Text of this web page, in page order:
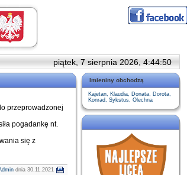
piątek, 7 sierpnia 2026, 4:44:51
przeprowadzonej
pogadankę nt.
się z
dnia 30.11.2021
Imieniny obchodzą
Kajetan, Klaudia, Donata, Dorota,
Konrad, Sykstus, Olechna